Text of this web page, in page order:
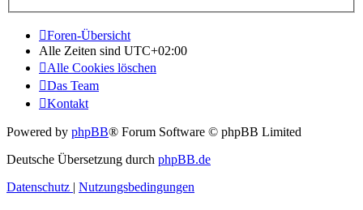
Foren-Übersicht
Alle Zeiten sind UTC+02:00
Alle Cookies löschen
Das Team
Kontakt
Powered by phpBB® Forum Software © phpBB Limited
Deutsche Übersetzung durch phpBB.de
Datenschutz | Nutzungsbedingungen